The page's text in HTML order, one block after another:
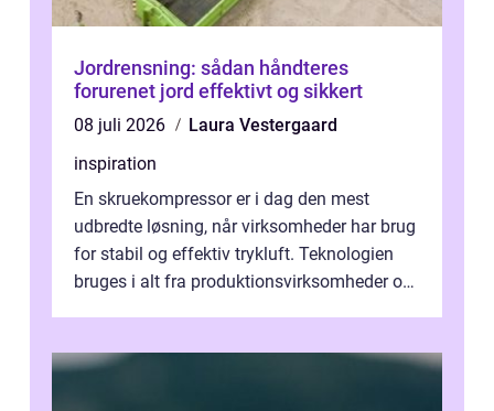
Jordrensning: sådan håndteres
forurenet jord effektivt og sikkert
08 juli 2026
Laura Vestergaard
inspiration
En skruekompressor er i dag den mest
udbredte løsning, når virksomheder har brug
for stabil og effektiv trykluft. Teknologien
bruges i alt fra produktionsvirksomheder og